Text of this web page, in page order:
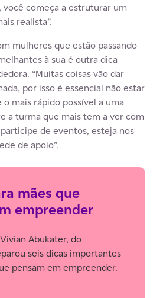
você começa a estruturar um
realista”.
mulheres que estão passando
à sua é outra dica
“Muitas coisas vão dar
por isso é essencial não estar
mais rápido possível a uma
a turma que mais tem a ver com
de eventos, esteja nos
de apoio”.
mães que
empreender
Abukater, do
seis dicas importantes
pensam em empreender.